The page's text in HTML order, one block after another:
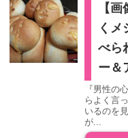
【
くメ
べら
ー＆
『男性の
らよく言
いるのを
が...